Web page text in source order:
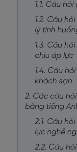
1.1. Câu
1.2. Câu
lý tình
1.3. Câu
chịu áp lực
1.4. Câu
khách sạn
2. Các câu
bằng tiếng
2.1. Câu
lực nghề
2.2. Câu